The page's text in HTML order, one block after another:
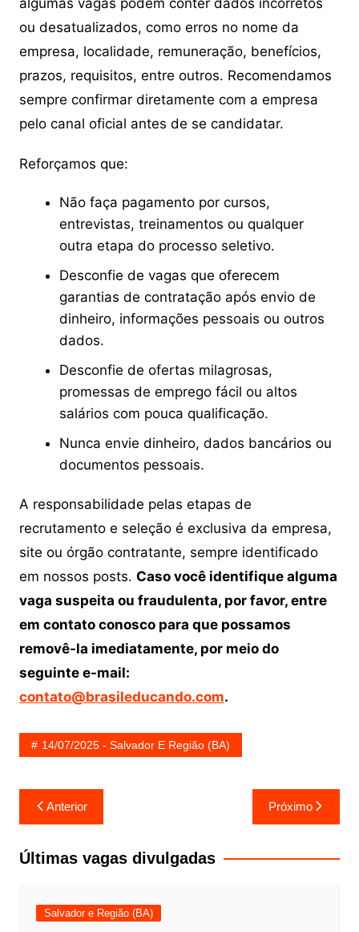
algumas vagas podem conter dados incorretos
ou desatualizados, como erros no nome da
empresa, localidade, remuneração, benefícios,
prazos, requisitos, entre outros. Recomendamos
sempre confirmar diretamente com a empresa
pelo canal oficial antes de se candidatar.
Reforçamos que:
Não faça pagamento por cursos,
entrevistas, treinamentos ou qualquer
outra etapa do processo seletivo.
Desconfie de vagas que oferecem
garantias de contratação após envio de
dinheiro, informações pessoais ou outros
dados.
Desconfie de ofertas milagrosas,
promessas de emprego fácil ou altos
salários com pouca qualificação.
Nunca envie dinheiro, dados bancários ou
documentos pessoais.
A responsabilidade pelas etapas de
recrutamento e seleção é exclusiva da empresa,
site ou órgão contratante, sempre identificado
em nossos posts. Caso você identifique alguma
vaga suspeita ou fraudulenta, por favor, entre
em contato conosco para que possamos
removê-la imediatamente, por meio do
seguinte e-mail:
contato@brasileducando.com.
14/07/2025 - Salvador E Região (BA)
Navegação
de
Post
Anterior Próximo
Últimas vagas divulgadas
Salvador e Região (BA)